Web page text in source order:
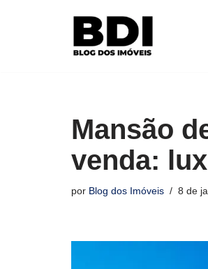
Mansão
venda:
por Blog dos Imóveis 8 de